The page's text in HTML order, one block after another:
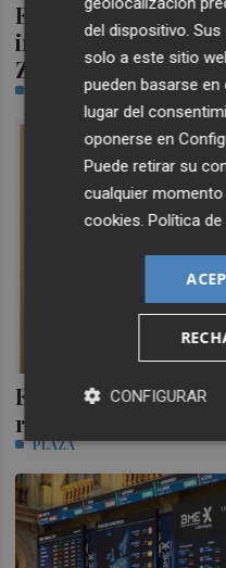
El juez del 'caso
investigado al
Zapatero el 21 de
El secretario
renuncia tras dos
PLAZA
del dispositivo.
solo a este sitio
pueden basarse
lugar del
oponerse en
Puede retirar su
cualquier
cookies.Política de
CONFIGURAR